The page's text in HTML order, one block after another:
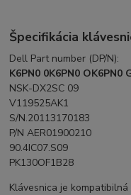
Špecifikácia
Dell Part number (DP/N):
K6PN0 0K6PN0 OK6PN0
NSK-DX2SC 09
V119525AK1
S/N.20113170183
P/N AER01900210
90.4IC07.S09
PK130OF1B28
Klávesnica je